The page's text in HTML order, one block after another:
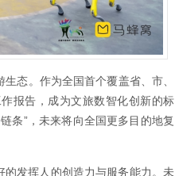
态。作为全国首个覆盖省、市、
报告，成为文旅数智化创新的标
条”，未来将向全国更多目的地复
发挥人的创造力与服务能力。未